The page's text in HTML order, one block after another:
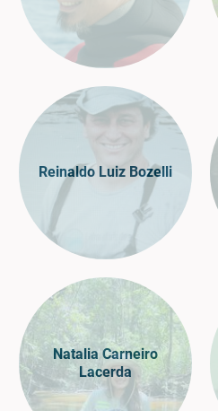
Reinaldo Luiz Bozelli
Natalia Carneiro
Lacerda